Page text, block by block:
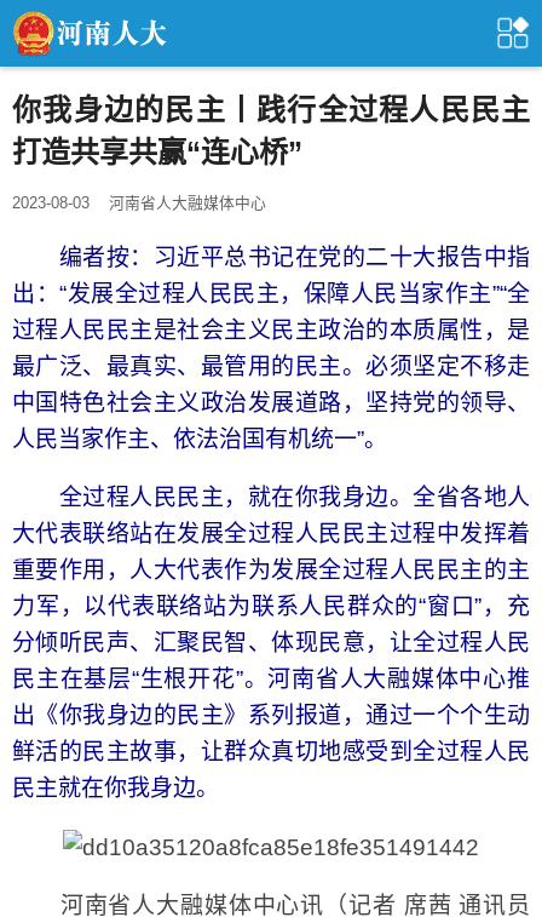
你我身边的民主丨践行全过程人民民主
打造共享共赢“连心桥”
2023-08-03 河南省人大融媒体中心
编者按：习近平总书记在党的二十大报告中指
出：“发展全过程人民民主，保障人民当家作主”“全
过程人民民主是社会主义民主政治的本质属性，是
最广泛、最真实、最管用的民主。必须坚定不移走
中国特色社会主义政治发展道路，坚持党的领导、
人民当家作主、依法治国有机统一”。
全过程人民民主，就在你我身边。全省各地人
大代表联络站在发展全过程人民民主过程中发挥着
重要作用，人大代表作为发展全过程人民民主的主
力军，以代表联络站为联系人民群众的“窗口”，充
分倾听民声、汇聚民智、体现民意，让全过程人民
民主在基层“生根开花”。河南省人大融媒体中心推
出《你我身边的民主》系列报道，通过一个个生动
鲜活的民主故事，让群众真切地感受到全过程人民
民主就在你我身边。
河南省人大融媒体中心讯（记者 席茜 通讯员